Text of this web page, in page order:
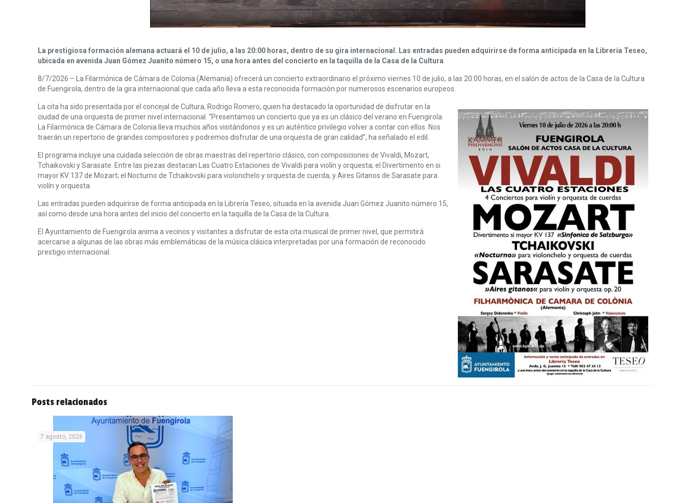
La prestigiosa formación alemana actuará el 10 de julio, a las 20:00 horas, dentro de su gira internacional. Las entradas pueden adquirirse de forma anticipada en la Librería Teseo,
ubicada en avenida Juan Gómez Juanito número 15, o una hora antes del concierto en la taquilla de la Casa de la Cultura
8/7/2026 – La Filarmónica de Cámara de Colonia (Alemania) ofrecerá un concierto extraordinario el próximo viernes 10 de julio, a las 20:00 horas, en el salón de actos de la Casa de la Cultura
de Fuengirola, dentro de la gira internacional que cada año lleva a esta reconocida formación por numerosos escenarios europeos.
La cita ha sido presentada por el concejal de Cultura, Rodrigo Romero, quien ha destacado la oportunidad de disfrutar en la
ciudad de una orquesta de primer nivel internacional. “Presentamos un concierto que ya es un clásico del verano en Fuengirola.
La Filarmónica de Cámara de Colonia lleva muchos años visitándonos y es un auténtico privilegio volver a contar con ellos. Nos
traerán un repertorio de grandes compositores y podremos disfrutar de una orquesta de gran calidad”, ha señalado el edil.
El programa incluye una cuidada selección de obras maestras del repertorio clásico, con composiciones de Vivaldi, Mozart,
Tchaikovski y Sarasate. Entre las piezas destacan Las Cuatro Estaciones de Vivaldi para violín y orquesta; el Divertimento en si
mayor KV 137 de Mozart; el Nocturno de Tchaikovski para violonchelo y orquesta de cuerda; y Aires Gitanos de Sarasate para
violín y orquesta.
Las entradas pueden adquirirse de forma anticipada en la Librería Teseo, situada en la avenida Juan Gómez Juanito número 15,
así como desde una hora antes del inicio del concierto en la taquilla de la Casa de la Cultura.
El Ayuntamiento de Fuengirola anima a vecinos y visitantes a disfrutar de esta cita musical de primer nivel, que permitirá
acercarse a algunas de las obras más emblemáticas de la música clásica interpretadas por una formación de reconocido
prestigio internacional.
Posts relacionados
7 agosto, 2026